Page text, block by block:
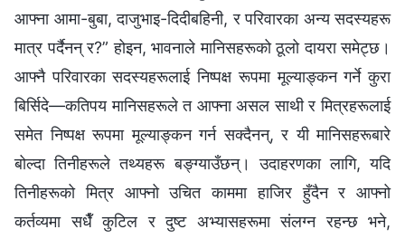
आफ्ना आमा-बुबा, दाजुभाइ-दिदीबहिनी, र परिवारका अन्य सदस्यहरू
मात्र पर्दैनन् र?” होइन, भावनाले मानिसहरूको ठूलो दायरा समेट्छ।
आफ्नै परिवारका सदस्यहरूलाई निष्पक्ष रूपमा मूल्याङ्कन गर्ने कुरा
बिर्सिदे—कतिपय मानिसहरूले त आफ्ना असल साथी र मित्रहरूलाई
समेत निष्पक्ष रूपमा मूल्याङ्कन गर्न सक्दैनन्, र यी मानिसहरूबारे
बोल्दा तिनीहरूले तथ्यहरू बङ्ग्याउँछन्। उदाहरणका लागि, यदि
तिनीहरूको मित्र आफ्नो उचित काममा हाजिर हुँदैन र आफ्नो
कर्तव्यमा सधैँ कुटिल र दुष्ट अभ्यासहरूमा संलग्न रहन्छ भने,